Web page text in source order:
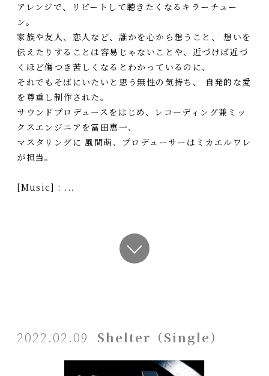
アレンジで、リピートして聴きたくなるキラーチュー
ン。
家族や友人、恋人など、誰かを心から想うこと、 想いを
伝えたりすることは容易じゃないことや、近づけば近づ
くほど傷つき苦しくなるとわかっているのに、
それでもそばにいたいと思う無性の気持ち、 自発的な愛
を尊重し制作された。
サウンドプロデュースをはじめ、レコーディング兼ミッ
クスエンジニアを冨田恵一、
マスタリングに 風間萌、プロデューサーはミカエルワレ
が担当。
[Music] : ...
2022.02.09 Shelter（Single）